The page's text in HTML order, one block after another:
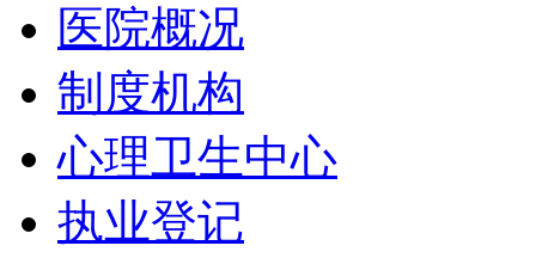
医院概况
制度机构
心理卫生中心
执业登记